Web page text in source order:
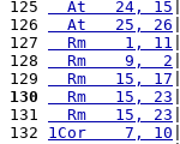
125
  At   24, 15
126
  At   25, 26
127
  Rm    1, 11
128
  Rm    9,  2
129
  Rm   15, 17
130
  Rm   15, 23
131
  Rm   15, 23
132 1Cor    7, 10